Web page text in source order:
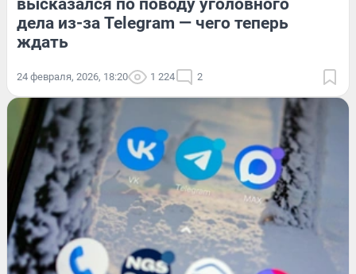
высказался по поводу уголовного
дела из-за Telegram — чего теперь
ждать
24 февраля, 2026, 18:20 1 224 2